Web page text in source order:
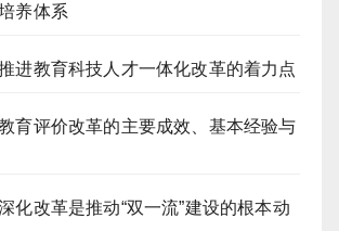
养体系
进教育科技人才一体化改革的着力点
育评价改革的主要成效、基本经验与
化改革是推动“双一流”建设的根本动